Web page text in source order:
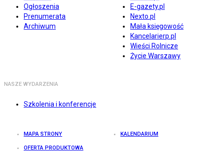
Ogłoszenia
Prenumerata
Archiwum
E-gazety.pl
Nexto.pl
Mała księgowość
Kancelarierp.pl
Wieści Rolnicze
Życie Warszawy
NASZE WYDARZENIA
Szkolenia i konferencje
MAPA STRONY KALENDARIUM
OFERTA PRODUKTOWA